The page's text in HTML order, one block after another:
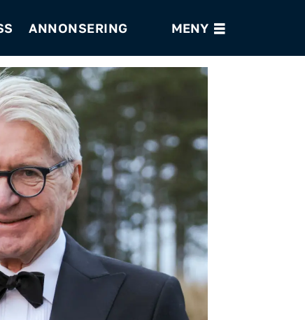
ANNONSERING